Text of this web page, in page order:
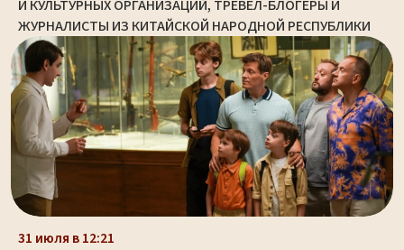
И КУЛЬТУРНЫХ ОРГАНИЗАЦИЙ, ТРЕВЕЛ-БЛОГЕРЫ И
ЖУРНАЛИСТЫ ИЗ КИТАЙСКОЙ НАРОДНОЙ РЕСПУБЛИКИ
31 июля в 12:21